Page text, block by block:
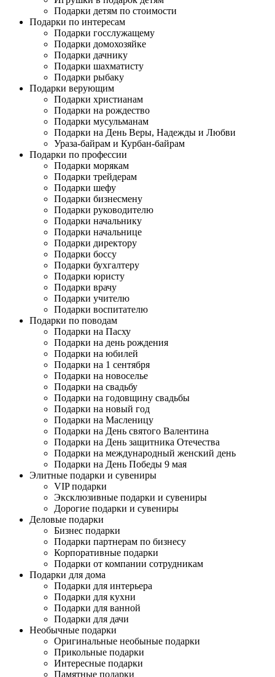
Подарки детям по стоимости
Подарки по интересам
Подарки госслужащему
Подарки домохозяйке
Подарки дачнику
Подарки шахматисту
Подарки рыбаку
Подарки верующим
Подарки христианам
Подарки на рождество
Подарки мусульманам
Подарки на День Веры, Надежды и Любви
Ураза-байрам и Курбан-байрам
Подарки по профессии
Подарки морякам
Подарки трейдерам
Подарки шефу
Подарки бизнесмену
Подарки руководителю
Подарки начальнику
Подарки начальнице
Подарки директору
Подарки боссу
Подарки бухгалтеру
Подарки юристу
Подарки врачу
Подарки учителю
Подарки воспитателю
Подарки по поводам
Подарки на Пасху
Подарки на день рождения
Подарки на юбилей
Подарки на 1 сентября
Подарки на новоселье
Подарки на свадьбу
Подарки на годовщину свадьбы
Подарки на новый год
Подарки на Масленицу
Подарки на День святого Валентина
Подарки на День защитника Отечества
Подарки на международный женский день
Подарки на День Победы 9 мая
Элитные подарки и сувениры
VIP подарки
Эксклюзивные подарки и сувениры
Дорогие подарки и сувениры
Деловые подарки
Бизнес подарки
Подарки партнерам по бизнесу
Корпоративные подарки
Подарки от компании сотрудникам
Подарки для дома
Подарки для интерьера
Подарки для кухни
Подарки для ванной
Подарки для дачи
Необычные подарки
Оригинальные необыные подарки
Прикольные подарки
Интересные подарки
Памятные подарки